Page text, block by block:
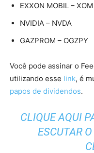
EXXON MOBIL – XOM
NVIDIA – NVDA
GAZPROM – OGZPY
Você pode assinar o
utilizando esse link, é
papos de dividendos.
CLIQUE AQUI
ESCUTAR